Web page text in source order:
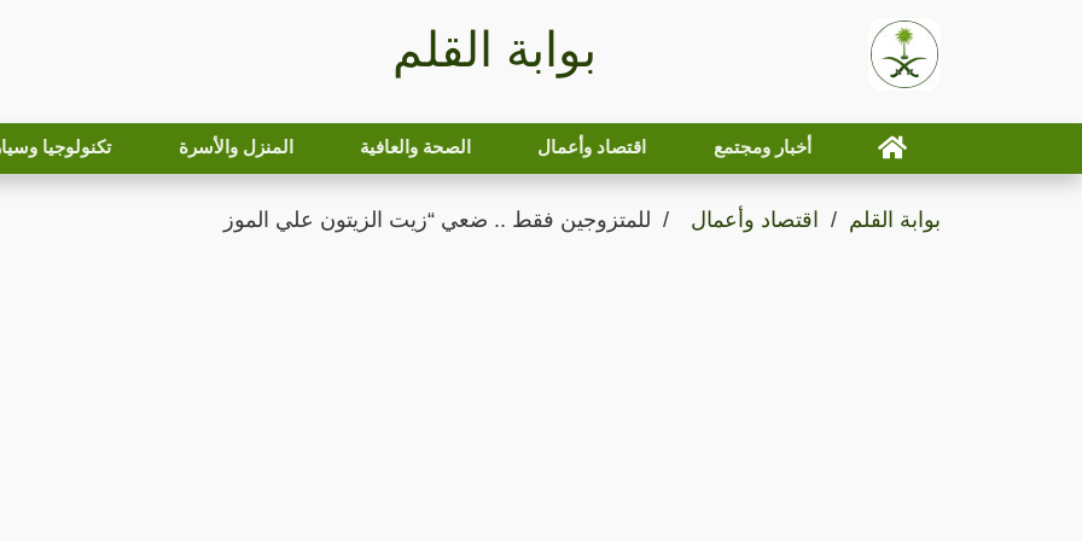
بوابة القلم
أخبار ومجتمع اقتصاد وأعمال الصحة والعافية المنزل والأسرة تكنولوجيا
بوابة القلم اقتصاد وأعمال للمتزوجين فقط .. ضعي “زيت الزيتون علي الموز